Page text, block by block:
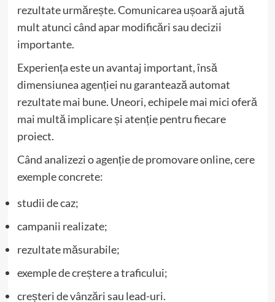
rezultate urmărește. Comunicarea ușoară ajută
mult atunci când apar modificări sau decizii
importante.
Experiența este un avantaj important, însă
dimensiunea agenției nu garantează automat
rezultate mai bune. Uneori, echipele mai mici oferă
mai multă implicare și atenție pentru fiecare
proiect.
Când analizezi o agenție de promovare online, cere
exemple concrete:
studii de caz;
campanii realizate;
rezultate măsurabile;
exemple de creștere a traficului;
creșteri de vânzări sau lead-uri.